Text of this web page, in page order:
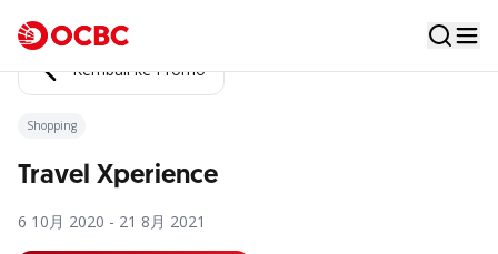
Kembali ke Promo
Shopping
Travel Xperience
6 10月 2020 - 21 8月 2021